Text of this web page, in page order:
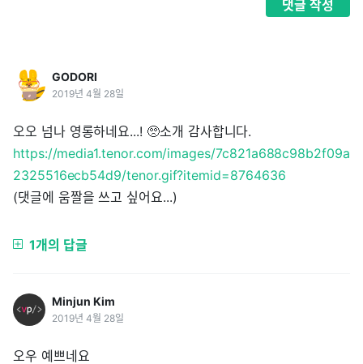
댓글 작성
GODORI
2019년 4월 28일
오오 넘나 영롱하네요...! 🥺소개 감사합니다.
https://media1.tenor.com/images/7c821a688c98b2f09a
2325516ecb54d9/tenor.gif?itemid=8764636
(댓글에 움짤을 쓰고 싶어요...)
1개의 답글
Minjun Kim
2019년 4월 28일
오우 예쁘네요